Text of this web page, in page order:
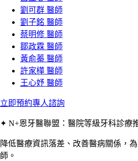
劉可群 醫師
劉子銘 醫師
蔡明修 醫師
鄒政霖 醫師
黃俞蓁 醫師
許家樺 醫師
王心妤 醫師
立即預約專人諮詢
✦ N+恩牙醫聯盟：醫院等級牙科診療
降低醫療資訊落差、改善醫病關係，
師。